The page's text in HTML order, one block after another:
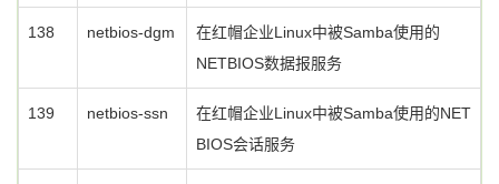
138 netbios-dgm
在红帽企业Linux中被Samba使用的
NETBIOS数据报服务
139 netbios-ssn
在红帽企业Linux中被Samba使用的NET
BIOS会话服务